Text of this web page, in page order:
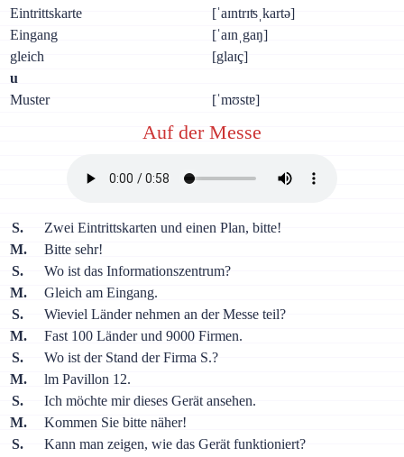
Eintrittskarte
[ˈaɪntrɪʦˌkartə]
Eingang
[ˈaɪnˌgaŋ]
gleich
[glaɪç]
u
Muster
[ˈmʊstɐ]
Auf der Messe
S.
Zwei Eintrittskarten und einen Plan, bitte!
M.
Bitte sehr!
S.
Wo ist das Informationszentrum?
M.
Gleich am Eingang.
S.
Wieviel Länder nehmen an der Messe teil?
M.
Fast 100 Länder und 9000 Firmen.
S.
Wo ist der Stand der Firma S.?
M.
lm Pavillon 12.
S.
Ich möchte mir dieses Gerät ansehen.
M.
Kommen Sie bitte näher!
S.
Kann man zeigen, wie das Gerät funktioniert?